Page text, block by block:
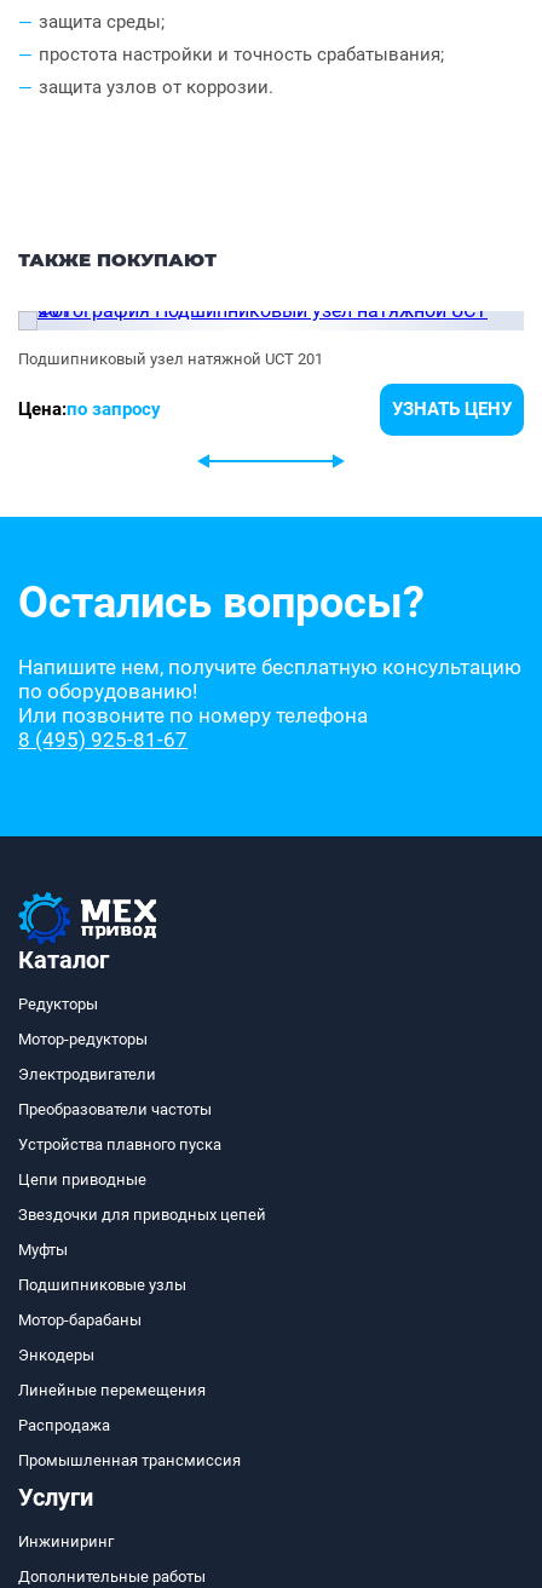
защита среды;
простота настройки и точность срабатывания;
защита узлов от коррозии.
ТАКЖЕ ПОКУПАЮТ
Подшипниковый узел натяжной UCT 201
Цена:по запросу УЗНАТЬ ЦЕНУ
Остались вопросы?
Напишите нем, получите бесплатную консультацию
по оборудованию!
Или позвоните по номеру телефона
8 (495) 925-81-67
Каталог
Редукторы
Мотор-редукторы
Электродвигатели
Преобразователи частоты
Устройства плавного пуска
Цепи приводные
Звездочки для приводных цепей
Муфты
Подшипниковые узлы
Мотор-барабаны
Энкодеры
Линейные перемещения
Распродажа
Промышленная трансмиссия
Услуги
Инжиниринг
Дополнительные работы